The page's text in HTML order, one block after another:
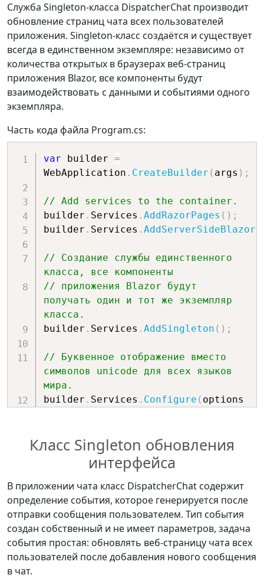
Служба Singleton-класса DispatcherChat производит
обновление страниц чата всех пользователей
приложения. Singleton-класс создаётся и существует
всегда в единственном экземпляре: независимо от
количества открытых в браузерах веб-страниц
приложения Blazor, все компоненты будут
взаимодействовать с данными и событиями одного
экземпляра.
Часть кода файла Program.cs:
var builder =
WebApplication . CreateBuilder ( args ) ;
// Add services to the container.
builder . Services . AddRazorPages ( ) ;
builder . Services . AddServerSideBlazor
// Создание службы единственного
класса, все компоненты
// приложения Blazor будут
получать один и тот же экземпляр
класса.
builder . Services . AddSingleton ( ) ;
// Буквенное отображение вместо
символов unicode для всех языков
мира.
builder . Services . Configure (
    options
.TextEncoderSettings =
TextEncoderSettings ( UnicodeRanges
});
var app = builder.Build( );
Класс Singleton обновления
интерфейса
В приложении чата класс DispatcherChat содержит
определение события, которое генерируется после
отправки сообщения пользователем. Тип события
создан собственный и не имеет параметров, задача
события простая: обновлять веб-страницу чата всех
пользователей после добавления нового сообщения
в чат.